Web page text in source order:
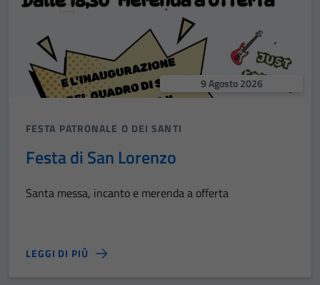
9 Agosto 2026
FESTA PATRONALE O DEI SANTI
Festa di San Lorenzo
Santa messa, incanto e merenda a offerta
LEGGI DI PIÙ